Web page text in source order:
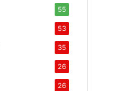
55
53
35
26
26